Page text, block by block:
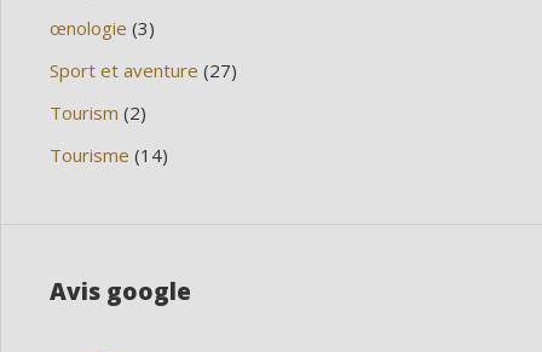
œnologie (3)
Sport et aventure (27)
Tourism (2)
Tourisme (14)
Avis google